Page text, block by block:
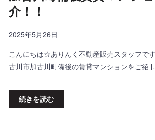
介！！
2025年5月26日
こんにちは☆ありんく不動産販売スタッフで
古川市加古川町備後の賃貸マンションをご紹
続きを読む